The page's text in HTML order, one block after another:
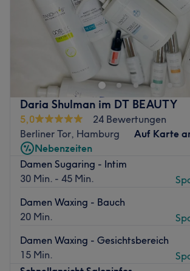
Zurück zur Salonansicht
Sonntag
Aufgepasst, ein echter Geheimtipp ist das
Glamour by Kathi in St. Georg in
individuellen Beratung kannst du zwischen
Gesichtsreinigung, Waxing oder
Garantiert wirst du Glamour by Kathi
tollen Glow verlassen.
Nächste öffentliche Verkehrsmittel:
Nicht weit entfernt von der Haltestelle AK
Das Team:
breitgefächertes Wissen.
Atmosphäre: Modern, Spa-Atmosphäre,
Expertise: Gesichtsreinigung & Waxing.
Extras: Öffentliche Parkplätze ganz in der
Daria Shulman im DT BEAUTY
5,0
24 Bewertungen
Berliner Tor, Hamburg
Auf Karte
Nebenzeiten
Damen Sugaring - Intim
30 Min. - 45 Min.
Damen Waxing - Bauch
20 Min.
Damen Waxing - Gesichtsbereich
15 Min.